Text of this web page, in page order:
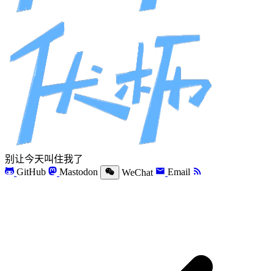
别让今天叫住我了
GitHub
Mastodon WeChat Email